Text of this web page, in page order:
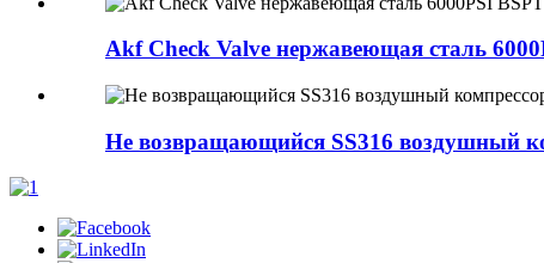
Akf Check Valve нержавеющая сталь
Не возвращающийся SS316 воздушный